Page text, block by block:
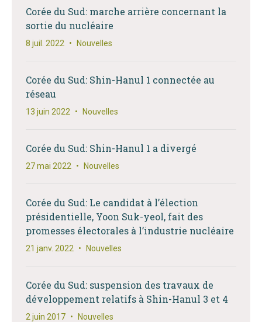
Corée du Sud: marche arrière concernant la
sortie du nucléaire
8 juil. 2022 • Nouvelles
Corée du Sud: Shin-Hanul 1 connectée au
réseau
13 juin 2022 • Nouvelles
Corée du Sud: Shin-Hanul 1 a divergé
27 mai 2022 • Nouvelles
Corée du Sud: Le candidat à l’élection
présidentielle, Yoon Suk-yeol, fait des
promesses électorales à l’industrie nucléaire
21 janv. 2022 • Nouvelles
Corée du Sud: suspension des travaux de
développement relatifs à Shin-Hanul 3 et 4
2 juin 2017 • Nouvelles